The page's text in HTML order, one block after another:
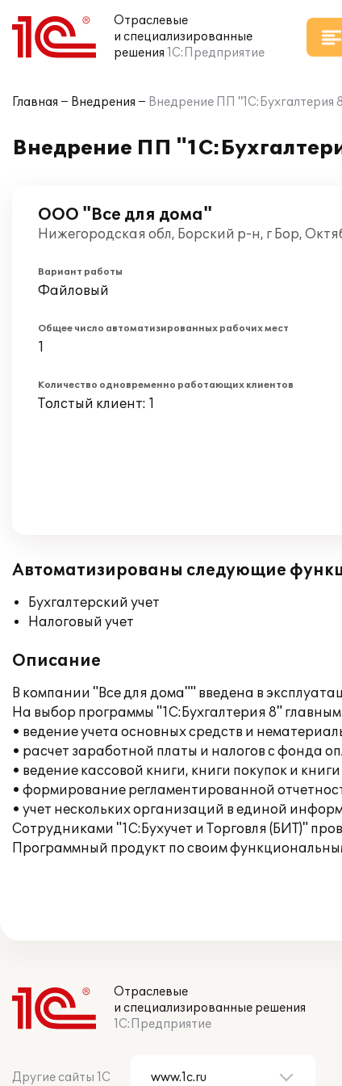
Отраслевые
и специализированные
решения 1С:Предприятие
Главная Внедрения Внедрение ПП
Внедрение ПП
ООО "Все для дома"
Нижегородская обл, Борский р-н, г Бор,
Вариант работы
Файловый
Общее число автоматизированных рабочих мест
1
Количество одновременно работающих клиентов
Толстый клиент: 1
Автоматизированы следующие
Бухгалтерский учет
Налоговый учет
Описание
В компании "Все для дома"" введена в
На выбор программы "1С:Бухгалтерия 8"
• ведение учета основных средств и
• расчет заработной платы и налогов с фонда
• ведение кассовой книги, книги покупок и
• формирование регламентированной
• учет нескольких организаций в единой
Сотрудниками "1С:Бухучет и Торговля (БИТ)"
Программный продукт по своим
Отраслевые
и специализированные решения
1С:Предприятие
Другие сайты 1С